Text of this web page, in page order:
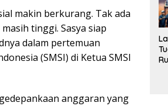
makin berkurang. Tak ada
tinggi. Sasya siap
dalam pertemuan
(SMSI) di Ketua SMSI
anggaran yang